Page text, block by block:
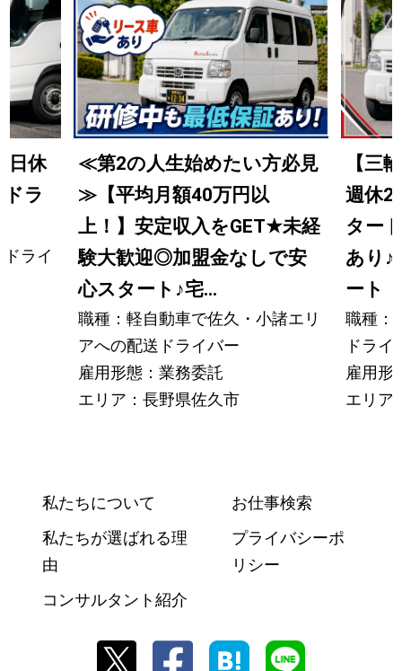
日休
ラ
ライ
≪第2の人生始めたい方必見
≫【平均月額40万円以
上！】安定収入をGET★未経
験大歓迎◎加盟金なしで安
心スタート ♪宅...
職種：軽自動車で佐久・小諸エリ
アへの配送ドライバー
雇用形態：業務委託
エリア：長野県佐久市
【三
週休2
ター
あり ♪
ート！
職種：
ドライ
雇用形
エリア
私たちについて
私たちが選ばれる理
由
コンサルタント紹介
お仕事検索
プライバシーポ
リシー